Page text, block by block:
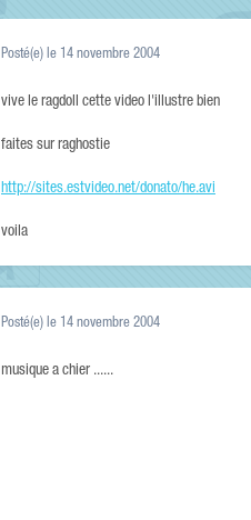
Posté(e) le 14 novembre 2004
vive le ragdoll cette video l'illustre bien
faites sur raghostie
http://sites.estvideo.net/donato/he.avi
voila
Posté(e) le 14 novembre 2004
musique a chier ......